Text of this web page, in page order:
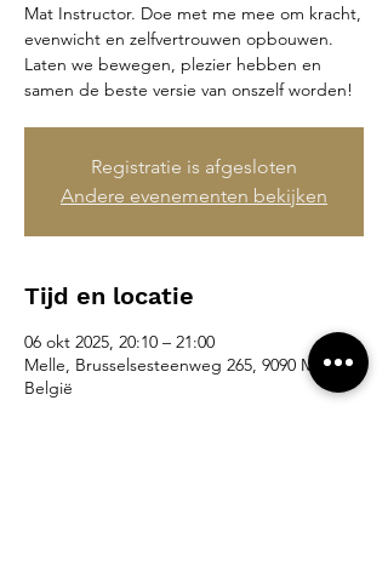
Mat Instructor. Doe met me mee om kracht,
evenwicht en zelfvertrouwen opbouwen.
Laten we bewegen, plezier hebben en
samen de beste versie van onszelf worden!
Registratie is afgesloten
Andere evenementen bekijken
Tijd en locatie
06 okt 2025, 20:10 – 21:00
Melle, Brusselsesteenweg 265, 9090 Melle,
België